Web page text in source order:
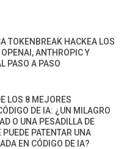
TOKENBREAK HACKEA LOS
OPENAI, ANTHROPIC Y
PASO A PASO
LOS 8 MEJORES
DE IA: ¿UN MILAGRO
O UNA PESADILLA DE
PATENTAR UNA
EN CÓDIGO DE IA?